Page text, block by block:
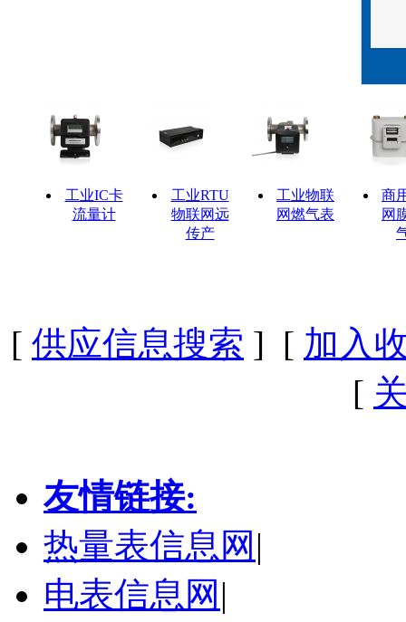
工业IC卡
流量计
工业RTU
物联网远
传产
工业物联
网燃气表
商
网
[ 供应信息搜索 ] [ 加入
[
友情链接:
热量表信息网 |
电表信息网 |